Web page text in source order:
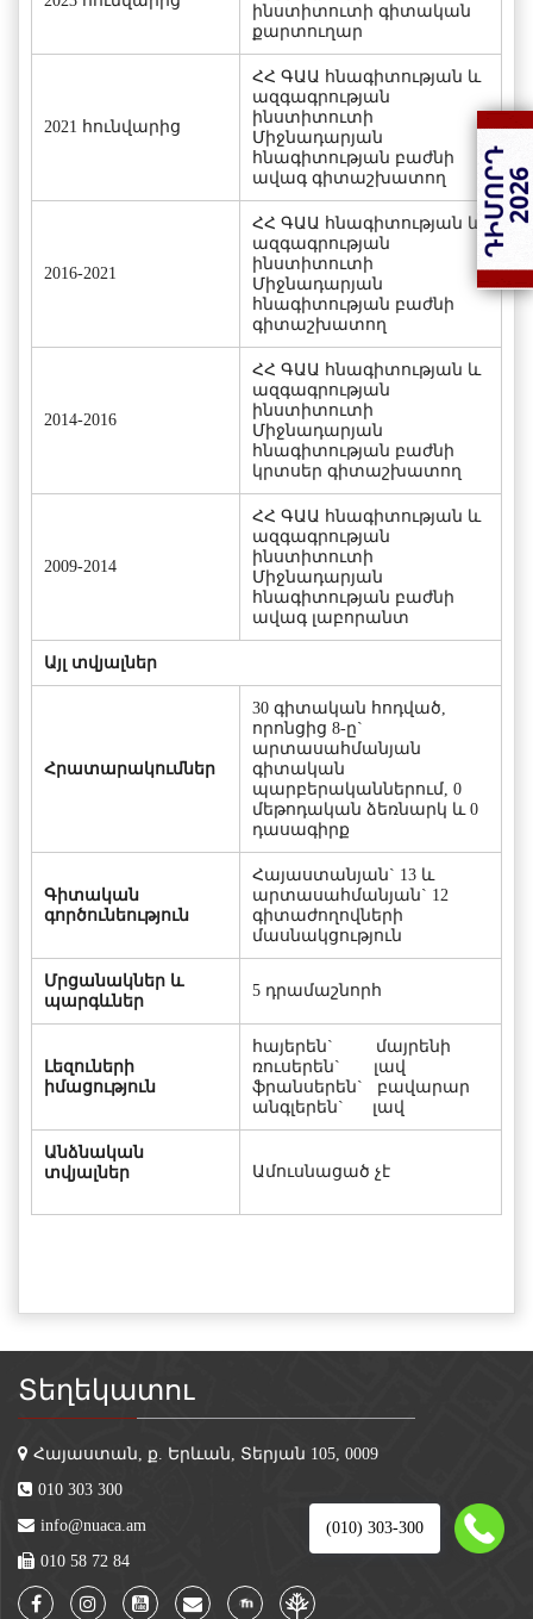
(010) 303-300
ինստիտուտի գիտական
քարտուղար
2021 հունվարից
ՀՀ ԳԱԱ հնագիտության և
ազգագրության
ինստիտուտի
Միջնադարյան
հնագիտության բաժնի
ավագ գիտաշխատող
2016-2021
ՀՀ ԳԱԱ հնագիտության և
ազգագրության
ինստիտուտի
Միջնադարյան
հնագիտության բաժնի
գիտաշխատող
2014-2016
ՀՀ ԳԱԱ հնագիտության և
ազգագրության
ինստիտուտի
Միջնադարյան
հնագիտության բաժնի
կրտսեր գիտաշխատող
2009-2014
ՀՀ ԳԱԱ հնագիտության և
ազգագրության
ինստիտուտի
Միջնադարյան
հնագիտության բաժնի
ավագ լաբորանտ
Այլ տվյալներ
Հրատարակումներ
30 գիտական հոդված,
որոնցից 8-ը`
արտասահմանյան
գիտական
պարբերականներում, 0
մեթոդական ձեռնարկ և 0
դասագիրք
Գիտական
գործունեություն
Հայաստանյան` 13 և
արտասահմանյան` 12
գիտաժողովների
մասնակցություն
Մրցանակներ և
պարգևներ
5 դրամաշնորհ
Լեզուների
իմացություն
հայերեն` մայրենի
ռուսերեն` լավ
ֆրանսերեն` բավարար
անգլերեն` լավ
Անձնական
տվյալներ
Ամուսնացած չէ
Տեղեկատու
Հայաստան, ք. Երևան, Տերյան 105, 0009
010 303 300
info@nuaca.am
010 58 72 84